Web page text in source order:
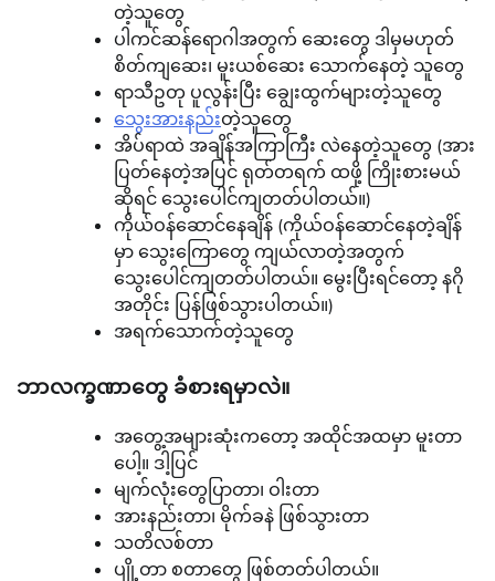
တဲ့သူတွေ
ပါကင်ဆန်ရောဂါအတွက် ဆေးတွေ ဒါမှမဟုတ်
စိတ်ကျဆေး၊ မူးယစ်ဆေး သောက်နေတဲ့ သူတွေ
ရာသီဥတု ပူလွန်းပြီး ချွေးထွက်များတဲ့သူတွေ
သွေးအားနည်းတဲ့သူတွေ
အိပ်ရာထဲ အချိန်အကြာကြီး လဲနေတဲ့သူတွေ (အား
ပြတ်နေတဲ့အပြင် ရုတ်တရက် ထဖို့ ကြိုးစားမယ်
ဆိုရင် သွေးပေါင်ကျတတ်ပါတယ်။)
ကိုယ်ဝန်ဆောင်နေချိန် (ကိုယ်ဝန်ဆောင်နေတဲ့ချိန်
မှာ သွေးကြောတွေ ကျယ်လာတဲ့အတွက်
သွေးပေါင်ကျတတ်ပါတယ်။ မွေးပြီးရင်တော့ နဂို
အတိုင်း ပြန်ဖြစ်သွားပါတယ်။)
အရက်သောက်တဲ့သူတွေ
ဘာလက္ခဏာတွေ ခံစားရမှာလဲ။
အတွေ့အများဆုံးကတော့ အထိုင်အထမှာ မူးတာ
ပေါ့။ ဒါ့ပြင်
မျက်လုံးတွေပြာတာ၊ ဝါးတာ
အားနည်းတာ၊ မိုက်ခနဲ ဖြစ်သွားတာ
သတိလစ်တာ
ပျို့တာ စတာတွေ ဖြစ်တတ်ပါတယ်။